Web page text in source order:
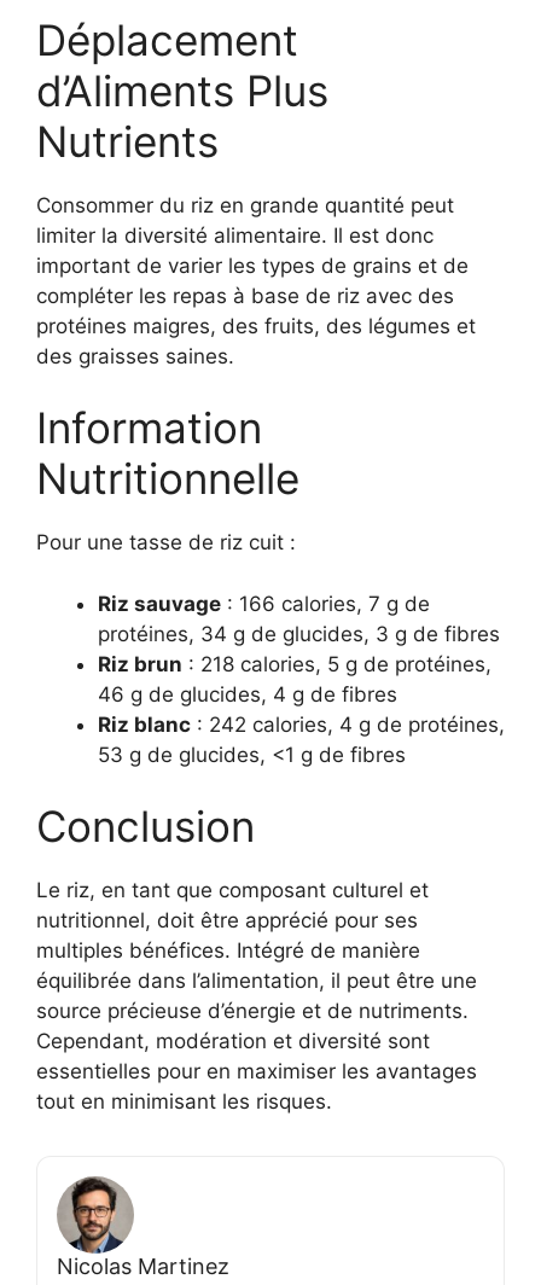
Déplacement
d’Aliments Plus
Nutrients
Consommer du riz en grande quantité peut
limiter la diversité alimentaire. Il est donc
important de varier les types de grains et de
compléter les repas à base de riz avec des
protéines maigres, des fruits, des légumes et
des graisses saines.
Information
Nutritionnelle
Pour une tasse de riz cuit :
Riz sauvage : 166 calories, 7 g de
protéines, 34 g de glucides, 3 g de fibres
Riz brun : 218 calories, 5 g de protéines,
46 g de glucides, 4 g de fibres
Riz blanc : 242 calories, 4 g de protéines,
53 g de glucides, <1 g de fibres
Conclusion
Le riz, en tant que composant culturel et
nutritionnel, doit être apprécié pour ses
multiples bénéfices. Intégré de manière
équilibrée dans l’alimentation, il peut être une
source précieuse d’énergie et de nutriments.
Cependant, modération et diversité sont
essentielles pour en maximiser les avantages
tout en minimisant les risques.
Nicolas Martinez